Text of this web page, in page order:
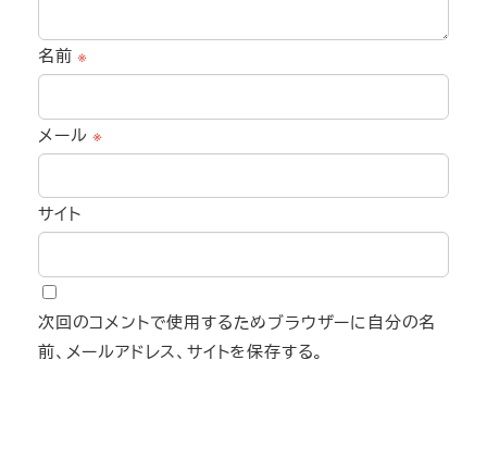
名前※
メール※
サイト
次回のコメントで使用するためブラウザーに自分の名
前、メールアドレス、サイトを保存する。